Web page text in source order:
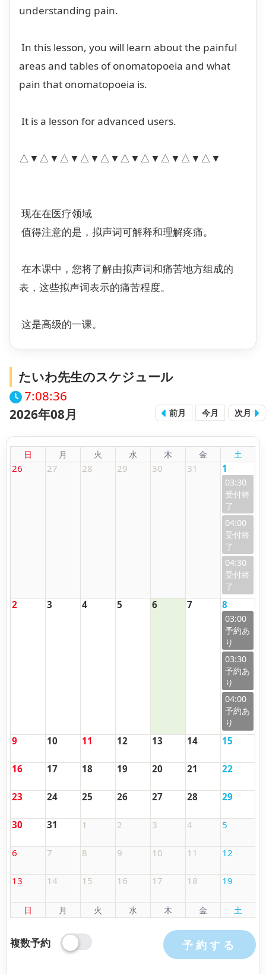
understanding pain.
In this lesson, you will learn about the painful
areas and tables of onomatopoeia and what
pain that onomatopoeia is.
It is a lesson for advanced users.
△▼△▼△▼△▼△▼△▼△▼△▼△▼△▼
现在在医疗领域
值得注意的是，拟声词可解释和理解疼痛。
在本课中，您将了解由拟声词和痛苦地方组成的
表，这些拟声词表示的痛苦程度。
这是高级的一课。
たいわ先生のスケジュール
7:08:36
2026年08月
前月 今月 次月
日 月 火 水 木 金 土
26 27 28 29 30 31 1
03:30
04:00
04:30
2 3 4 5 6 7 8
03:00
03:30
04:00
9 10 11 12 13 14 15
16 17 18 19 20 21 22
23 24 25 26 27 28 29
30 31 1 2 3 4 5
6 7 8 9 10 11 12
13 14 15 16 17 18 19
日 月 火 水 木 金 土
複数予約 予約する